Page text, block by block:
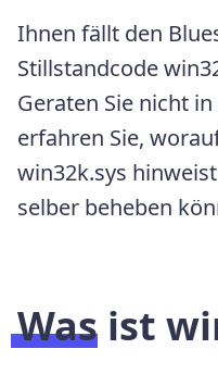
Ihnen fällt den
Stillstandcode
Geraten Sie nicht
erfahren Sie,
win32k.sys
selber beheben
Was ist